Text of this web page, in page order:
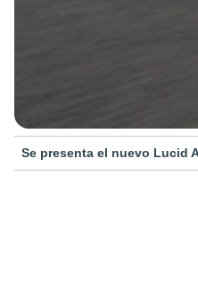
Se presenta el nuevo Lucid